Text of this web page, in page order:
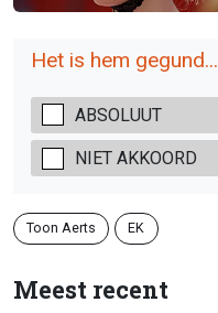
Het is hem gegund...
ABSOLUUT
NIET AKKOORD
Toon Aerts EK
Meest recent